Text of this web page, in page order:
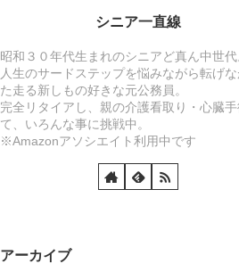
シニア一直線
昭和３０年代生まれのシニアど真ん中世代
人生のサードステップを悩みながら転げ
た走る新しもの好きな元公務員。
完全リタイアし、親の介護看取り・心臓
て、いろんな事に挑戦中。
※Amazonアソシエイト利用中です
アーカイブ